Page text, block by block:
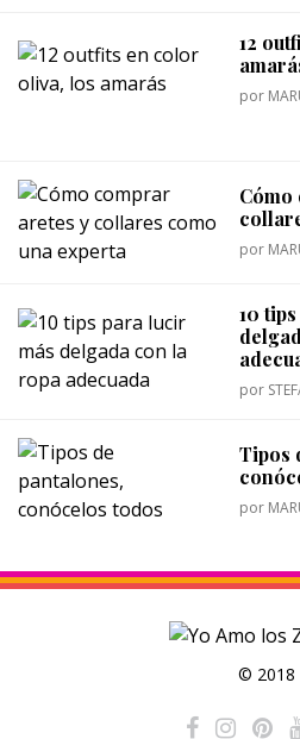
12
por
por
10
por
Tipos
por
© 2018